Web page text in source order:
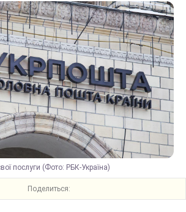
послуги (Фото: РБК-Україна)
Поделиться: